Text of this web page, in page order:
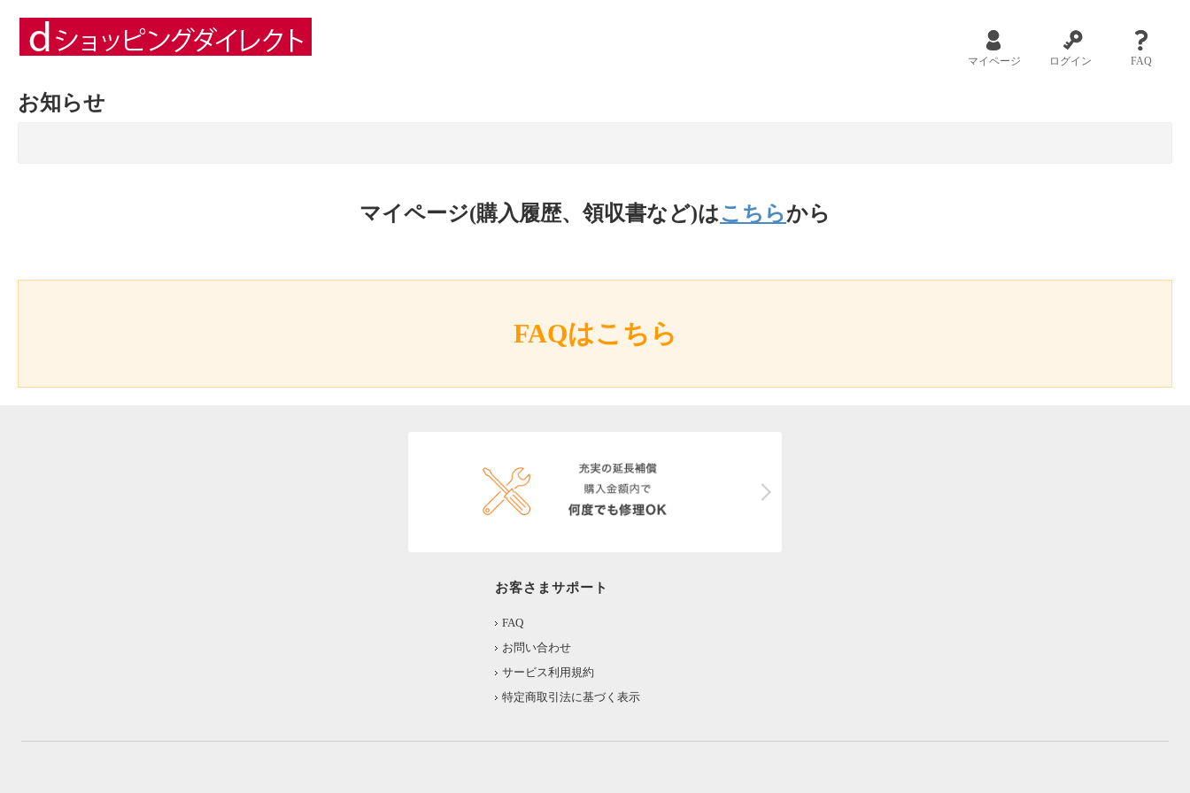
マイページ ログイン FAQ
お知らせ
マイページ(購入履歴、領収書など)はこちらから
FAQはこちら
お客さまサポート
FAQ
お問い合わせ
サービス利用規約
特定商取引法に基づく表示